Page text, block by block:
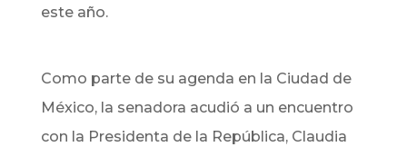
este año.
​Como parte de su agenda en la Ciudad de
México, la senadora acudió a un encuentro
con la Presidenta de la República, Claudia